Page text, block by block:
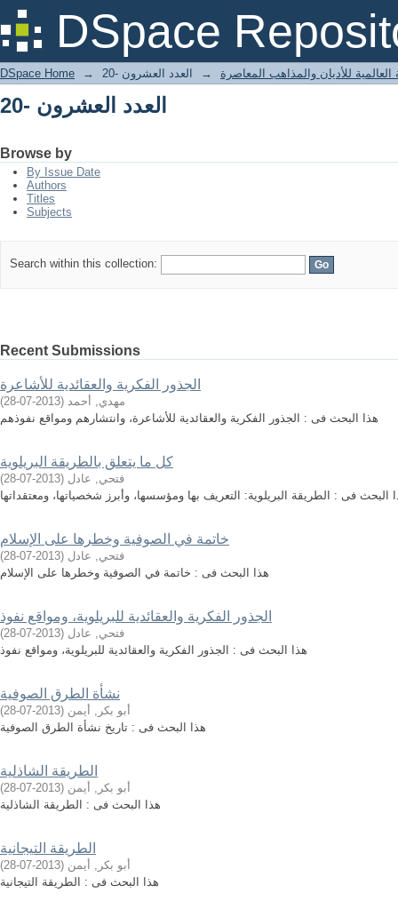
DSpace
العدد العشرون -20
DSpace Home → للأديان والمذاهب المعاصرة → العدد العشرون -20
العدد العشرون -20
Browse by
By Issue Date
Authors
Titles
Subjects
Search within this collection:
Recent Submissions
الجذور الفكرية والعقائدية للأشاعرة
مهدي, أحمد (
2013-07-28
)
هذا البحث فى : الجذور الفكرية والعقائدية للأشاعرة، وانتشارهم ومواقع نفوذهم
كل ما يتعلق بالطريقة البريلوية
فتحي, عادل (
2013-07-28
)
البحث فى : الطريقة البريلوية: التعريف بها ومؤسسها، وأبرز شخصياتها، ومعتقداتها
خاتمة في الصوفية وخطرها على الإسلام
فتحي, عادل (
2013-07-28
)
هذا البحث فى : خاتمة في الصوفية وخطرها على الإسلام
الجذور الفكرية والعقائدية للبريلوية، ومواقع نفوذ
فتحي, عادل (
2013-07-28
)
هذا البحث فى : الجذور الفكرية والعقائدية للبريلوية، ومواقع نفوذ
نشأة الطرق الصوفية
أبو بكر, أيمن (
2013-07-28
)
هذا البحث فى : تاريخ نشأة الطرق الصوفية
الطريقة الشاذلية
أبو بكر, أيمن (
2013-07-28
)
هذا البحث فى : الطريقة الشاذلية
الطريقة التيجانية
أبو بكر, أيمن (
2013-07-28
)
هذا البحث فى : الطريقة التيجانية